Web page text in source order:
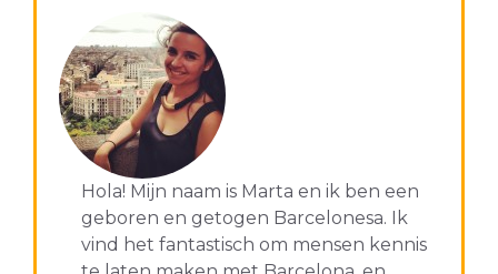
Hola! Mijn naam is Marta en ik ben een
geboren en getogen Barcelonesa. Ik
vind het fantastisch om mensen kennis